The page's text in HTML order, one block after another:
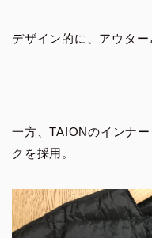
デザイン的に、アウタ
一方、TAIONのインナ
クを採用。